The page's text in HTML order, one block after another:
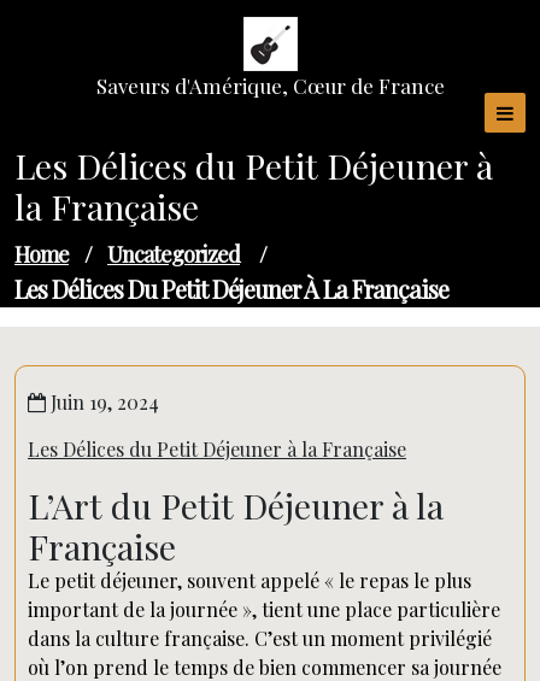
Saveurs d'Amérique, Cœur de France
Les Délices du Petit Déjeuner à
la Française
Home / Uncategorized /
Les Délices Du Petit Déjeuner À La Française
Juin 19, 2024
Les Délices du Petit Déjeuner à la Française
L’Art du Petit Déjeuner à la
Française
Le petit déjeuner, souvent appelé « le repas le plus
important de la journée », tient une place particulière
dans la culture française. C’est un moment privilégié
où l’on prend le temps de bien commencer sa journée